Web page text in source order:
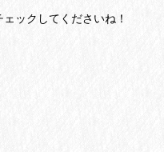
ックしてくださいね！